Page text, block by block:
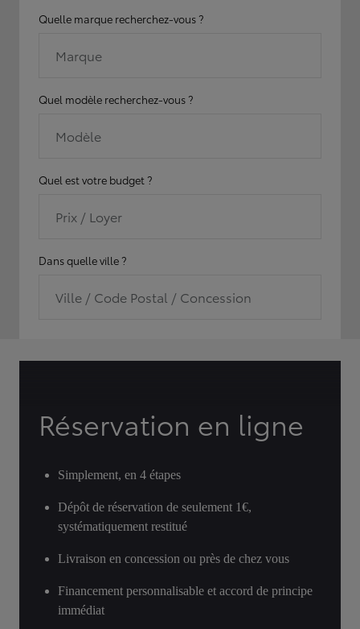
Quelle marque recherchez-vous ?
Marque
Quel modèle recherchez-vous ?
Modèle
Quel est votre budget ?
Prix / Loyer
Dans quelle ville ?
Ville / Code Postal / Concession
Réservation en ligne
Simplement, en 4 étapes
Dépôt de réservation de seulement 1€,
systématiquement restitué
Livraison en concession ou près de chez vous
Financement personnalisable et accord de principe
immédiat